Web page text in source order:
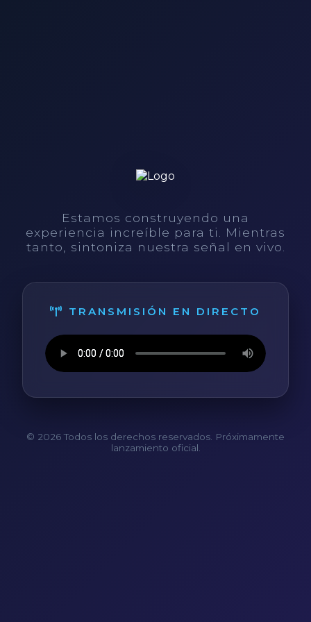
Estamos construyendo una
experiencia increíble para ti. Mientras
tanto, sintoniza nuestra señal en vivo.
TRANSMISIÓN EN DIRECTO
© 2026 Todos los derechos reservados. Próximamente
lanzamiento oficial.